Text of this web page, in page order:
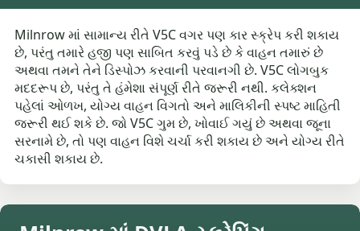
Milnrow માં સામાન્ય રીતે V5C વગર પણ કાર સ્ક્રેપ કરી શકાય
છે, પરંતુ તમારે હજી પણ સાબિત કરવું પડે છે કે વાહન તમારું છે
અથવા તમને તેને ડિસ્પોઝ કરવાની પરવાનગી છે. V5C લોગબુક
મદદરૂપ છે, પરંતુ તે હંમેશા સંપૂર્ણ રીતે જરૂરી નથી. કલેક્શન
પહેલાં ઓળખ, યોગ્ય વાહન વિગતો અને માલિકીની સ્પષ્ટ માહિતી
જરૂરી થઈ શકે છે. જો V5C ગુમ છે, ખોવાઈ ગયું છે અથવા જૂના
સરનામે છે, તો પણ વાહન વિશે ચર્ચા કરી શકાય છે અને યોગ્ય રીતે
ચકાસી શકાય છે.